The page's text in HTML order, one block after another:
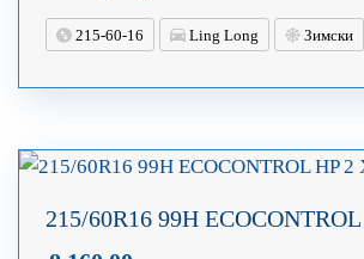
215-60-16 Ling Long Зимски
215/60R16 99H